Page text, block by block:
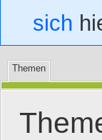
sich
Themen